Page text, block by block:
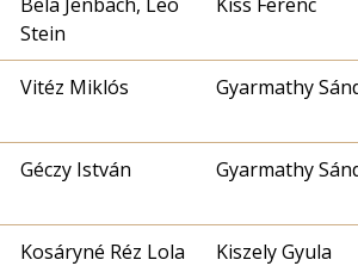
Stein
Vitéz Miklós Gyarmathy
Géczy István Gyarmathy
Kosáryné Réz Lola Kiszely Gyula